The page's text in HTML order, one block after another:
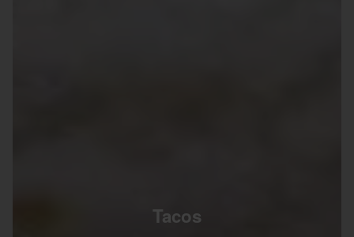
Tacos